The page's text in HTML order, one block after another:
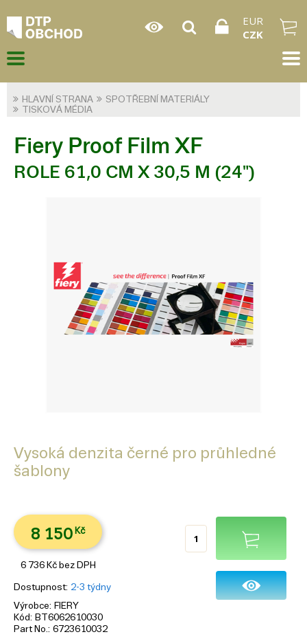
EUR
CZK
HLAVNÍ STRANA
SPOTŘEBNÍ MATERIÁLY
TISKOVÁ MÉDIA
Fiery Proof Film XF
ROLE 61,0 CM X 30,5 M (24")
Vysoká denzita černé pro průhledné
šablony
8 150 Kč
6 736 Kč bez DPH
Dostupnost 2-3 týdny
Výrobce
FIERY
Kód
BT6062610030
Part No. 6723610032